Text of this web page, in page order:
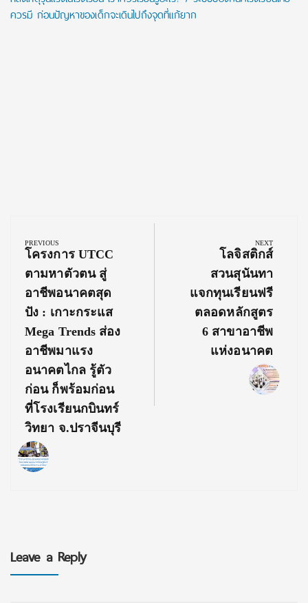
ควรมี ก่อนปัญหาของเด็กจะเดินไปถึงจุดที่แก้ยาก
navigation
PREVIOUS
Previous
Post:
โครงการ UTCC
ตามหาตัวตน สู่
อาชีพอนาคตสุด
ปัง : เกาะกระแส
Mega Trends ส่อง
อาชีพมาแรง
อนาคตไกล รู้ตัว
ก่อน ก็พร้อมก่อน
ที่โรงเรียนกบินทร์
วิทยา จ.ปราจีนบุรี
NEXT
Next
Post:
โลจิสติกส์
สวนสุนันทา
แจกทุนเรียนฟรี
ตลอดหลักสูตร
6 สาขาอาชีพ
แห่งอนาคต
Leave a Reply